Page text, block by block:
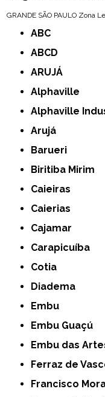
GRANDE SÃO PAULO Zona
ABC
ABCD
ARUJÁ
Alphaville
Alphaville
Arujá
Barueri
Biritiba Mirim
Caieiras
Caierias
Cajamar
Carapicuíba
Cotia
Diadema
Embu
Embu Guaçú
Embu das
Ferraz de
Francisco